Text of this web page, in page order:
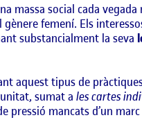
massa social cada vegada
femení. Els
substancialment la seva
aquest tipus de
sumat a les cartes
pressió mancats d’un marc